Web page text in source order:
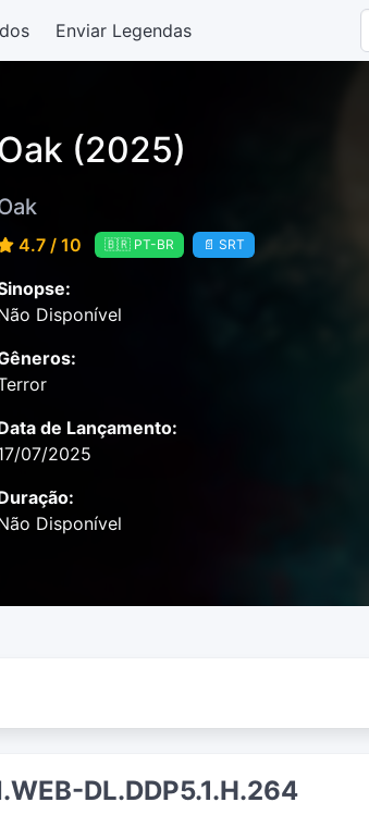
Enviar Legendas
(2025)
4.7 / 10 🇧🇷 PT-BR 📄 SRT
Disponível
de Lançamento:
07/2025
Disponível
DL.DDP5.1.H.264